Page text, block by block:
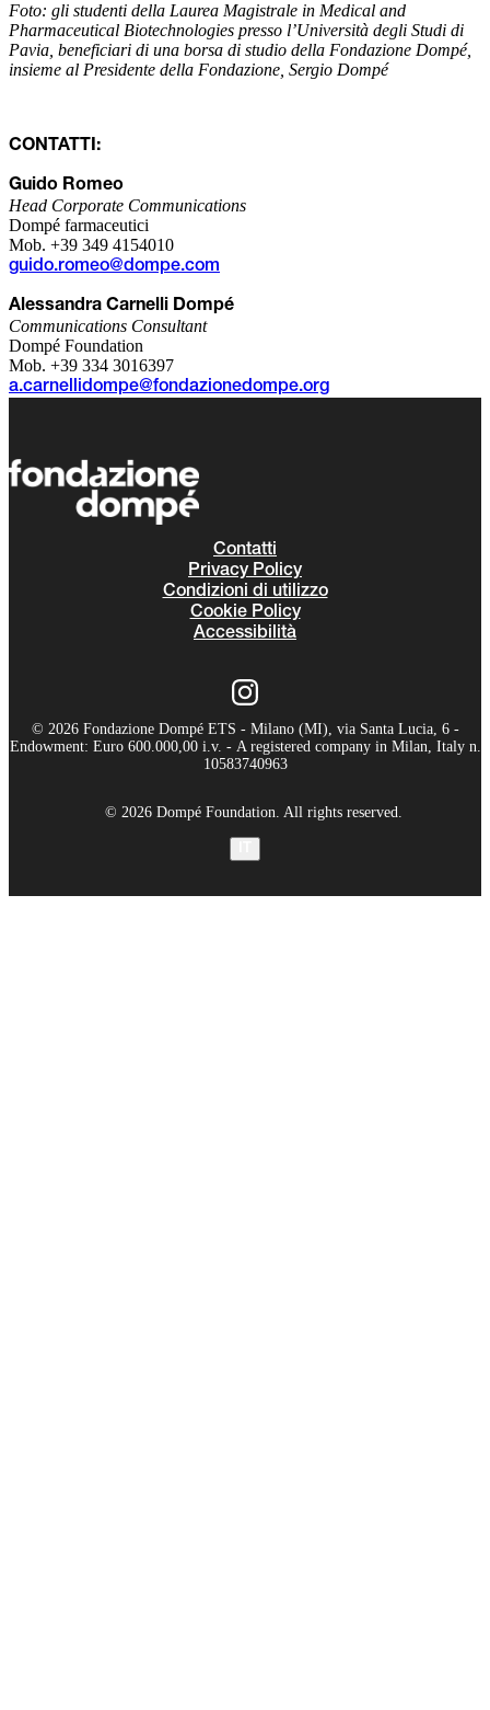
Foto: gli studenti della Laurea Magistrale in Medical and
Pharmaceutical Biotechnologies presso l’Università degli Studi di
Pavia, beneficiari di una borsa di studio della Fondazione Dompé,
insieme al Presidente della Fondazione, Sergio Dompé
CONTATTI:
Guido Romeo
Head Corporate Communications
Dompé farmaceutici
Mob. +39 349 4154010
guido.romeo@dompe.com
Alessandra Carnelli Dompé
Communications Consultant
Dompé Foundation
Mob. +39 334 3016397
a.carnellidompe@fondazionedompe.org
Contatti
Privacy Policy
Condizioni di utilizzo
Cookie Policy
Accessibilità
© 2026 Fondazione Dompé ETS - Milano (MI), via Santa Lucia, 6 -
Endowment: Euro 600.000,00 i.v. - A registered company in Milan, Italy n.
10583740963
© 2026 Dompé Foundation. All rights reserved.